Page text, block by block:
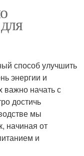
способ улучшить
энергии и
важно начать с
достичь
мы
начиная от
и